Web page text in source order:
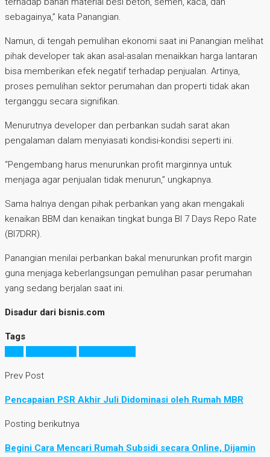
sebagainya,” kata Panangian.
Namun, di tengah pemulihan ekonomi saat ini Panangian melihat
pihak developer tak akan asal-asalan menaikkan harga lantaran
bisa memberikan efek negatif terhadap penjualan. Artinya,
proses pemulihan sektor perumahan dan properti tidak akan
terganggu secara signifikan.
Menurutnya developer dan perbankan sudah sarat akan
pengalaman dalam menyiasati kondisi-kondisi seperti ini.
“Pengembang harus menurunkan profit marginnya untuk
menjaga agar penjualan tidak menurun,” ungkapnya.
Sama halnya dengan pihak perbankan yang akan mengakali
kenaikan BBM dan kenaikan tingkat bunga BI 7 Days Repo Rate
(BI7DRR).
Panangian menilai perbankan bakal menurunkan profit margin
guna menjaga keberlangsungan pemulihan pasar perumahan
yang sedang berjalan saat ini.
Disadur dari bisnis.com
Tags
Prev Post
Pencapaian PSR Akhir Juli Didominasi oleh Rumah MBR
Posting berikutnya
Begini Cara Mencari Rumah Subsidi secara Online, Dijamin